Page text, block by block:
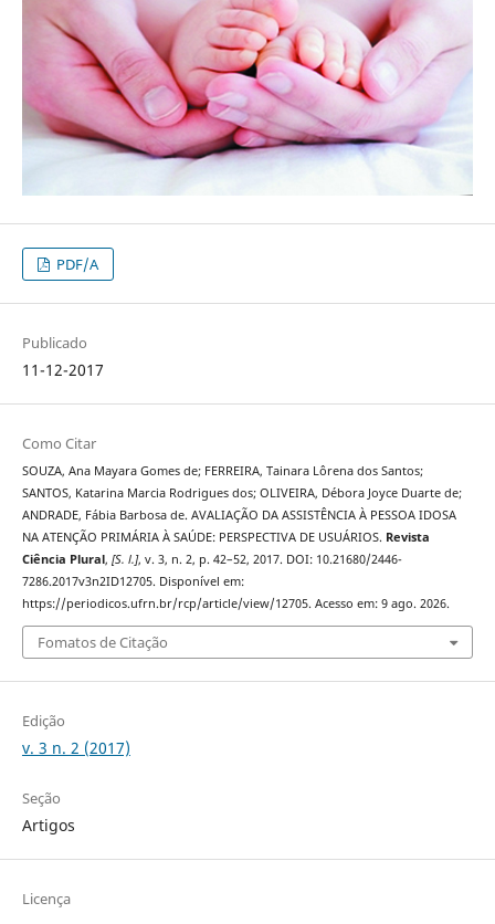
PDF/A
Publicado
11-12-2017
Como Citar
SOUZA, Ana Mayara Gomes de; FERREIRA, Tainara Lôrena dos Santos;
SANTOS, Katarina Marcia Rodrigues dos; OLIVEIRA, Débora Joyce Duarte de;
ANDRADE, Fábia Barbosa de. AVALIAÇÃO DA ASSISTÊNCIA À PESSOA IDOSA
NA ATENÇÃO PRIMÁRIA À SAÚDE: PERSPECTIVA DE USUÁRIOS. Revista
Ciência Plural, [S. l.], v. 3, n. 2, p. 42–52, 2017. DOI: 10.21680/2446-
7286.2017v3n2ID12705. Disponível em:
https://periodicos.ufrn.br/rcp/article/view/12705. Acesso em: 9 ago. 2026.
Fomatos de Citação
Edição
v. 3 n. 2 (2017)
Seção
Artigos
Licença